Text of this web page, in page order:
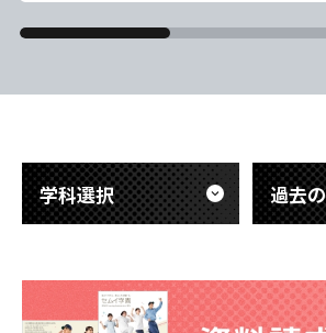
しています。 「OTちゃんぷる～」は、
ことを目的とした取り組みです。 2年生
ベントに取り組んだり
学科選択 過去